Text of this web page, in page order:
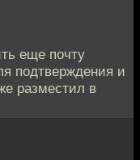
еще почту
подтверждения и
разместил в